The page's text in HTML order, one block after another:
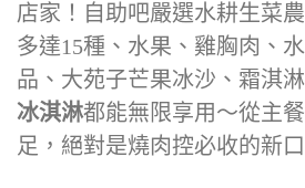
店家！自助吧嚴選水耕生菜
多達15種、水果、雞胸肉、
品、大苑子芒果冰沙、霜淇
冰淇淋都能無限享用～從主
足，絕對是燒肉控必收的新口